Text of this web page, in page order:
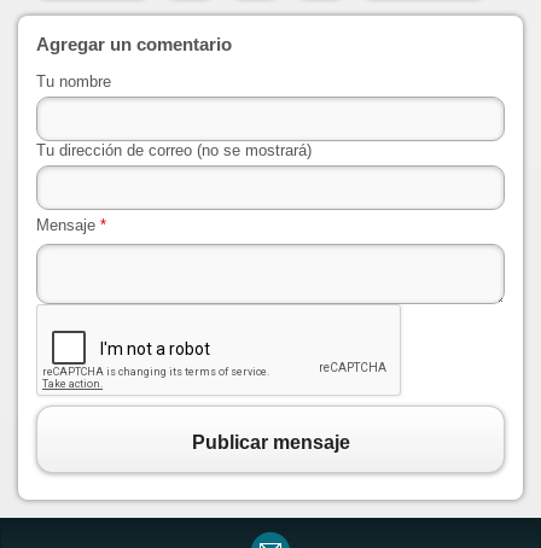
Agregar un comentario
Tu nombre
Tu dirección de correo (no se mostrará)
Mensaje *
Publicar mensaje